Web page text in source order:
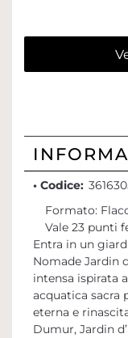
• Codice:
Formato:
Vale 23 punti
Entra in un
Nomade Jardin
intensa ispirata
acquatica sacra
eterna e
Dumur, Jardin